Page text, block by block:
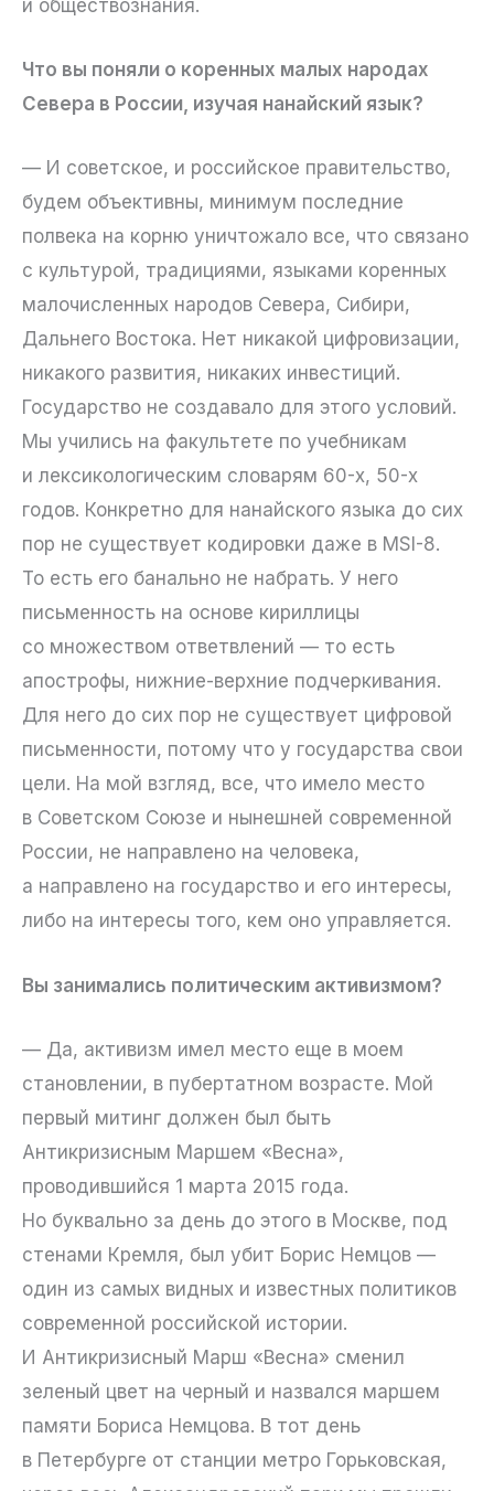
и обществознания.
Что вы поняли о коренных малых народах
Севера в России, изучая нанайский язык?
— И советское, и российское правительство,
будем объективны, минимум последние
полвека на корню уничтожало все, что связано
с культурой, традициями, языками коренных
малочисленных народов Севера, Сибири,
Дальнего Востока. Нет никакой цифровизации,
никакого развития, никаких инвестиций.
Государство не создавало для этого условий.
Мы учились на факультете по учебникам
и лексикологическим словарям 60-х, 50-х
годов. Конкретно для нанайского языка до сих
пор не существует кодировки даже в MSI-8.
То есть его банально не набрать. У него
письменность на основе кириллицы
со множеством ответвлений — то есть
апострофы, нижние-верхние подчеркивания.
Для него до сих пор не существует цифровой
письменности, потому что у государства свои
цели. На мой взгляд, все, что имело место
в Советском Союзе и нынешней современной
России, не направлено на человека,
а направлено на государство и его интересы,
либо на интересы того, кем оно управляется.
Вы занимались политическим активизмом?
— Да, активизм имел место еще в моем
становлении, в пубертатном возрасте. Мой
первый митинг должен был быть
Антикризисным Маршем «Весна»,
проводившийся 1 марта 2015 года.
Но буквально за день до этого в Москве, под
стенами Кремля, был убит Борис Немцов —
один из самых видных и известных политиков
современной российской истории.
И Антикризисный Марш «Весна» сменил
зеленый цвет на черный и назвался маршем
памяти Бориса Немцова. В тот день
в Петербурге от станции метро Горьковская,